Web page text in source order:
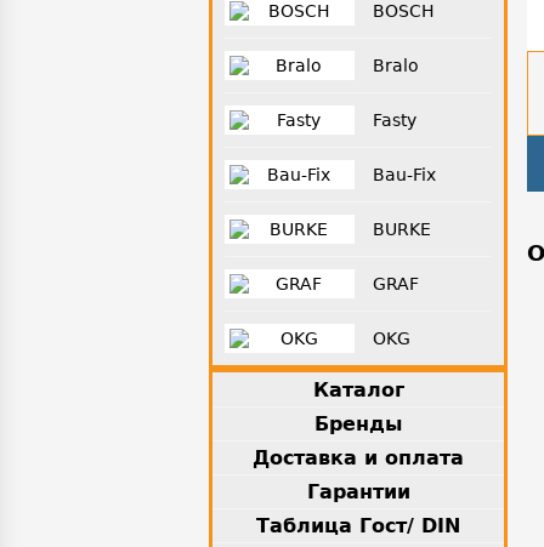
BOSCH
Bralo
Fasty
Bau-Fix
BURKE
GRAF
OKG
Каталог
Бренды
Доставка и оплата
Гарантии
Таблица Гост/ DIN